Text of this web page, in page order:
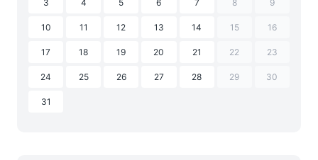
3 4 5 6 7 8 9
10 11 12 13 14 15 16
17 18 19 20 21 22 23
24 25 26 27 28 29 30
31